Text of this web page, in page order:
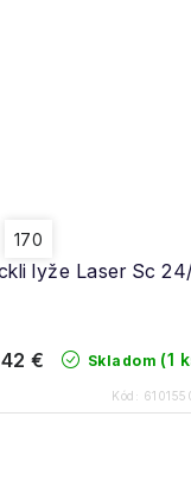
lyže Laser Sc
170
Skladom (1
€
Kód: